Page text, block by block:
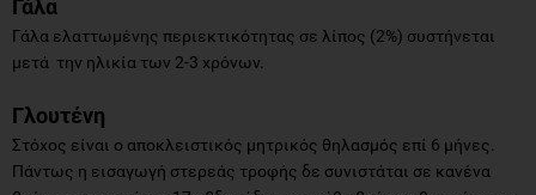
Γάλα
Γάλα ελαττωμένης περιεκτικότητας σε λίπος (2%) συστήνεται
μετά την ηλικία των 2-3 χρόνων.
Γλουτένη
Στόχος είναι ο αποκλειστικός μητρικός θηλασμός επί 6 μήνες.
Πάντως η εισαγωγή στερεάς τροφής δε συνιστάται σε κανένα